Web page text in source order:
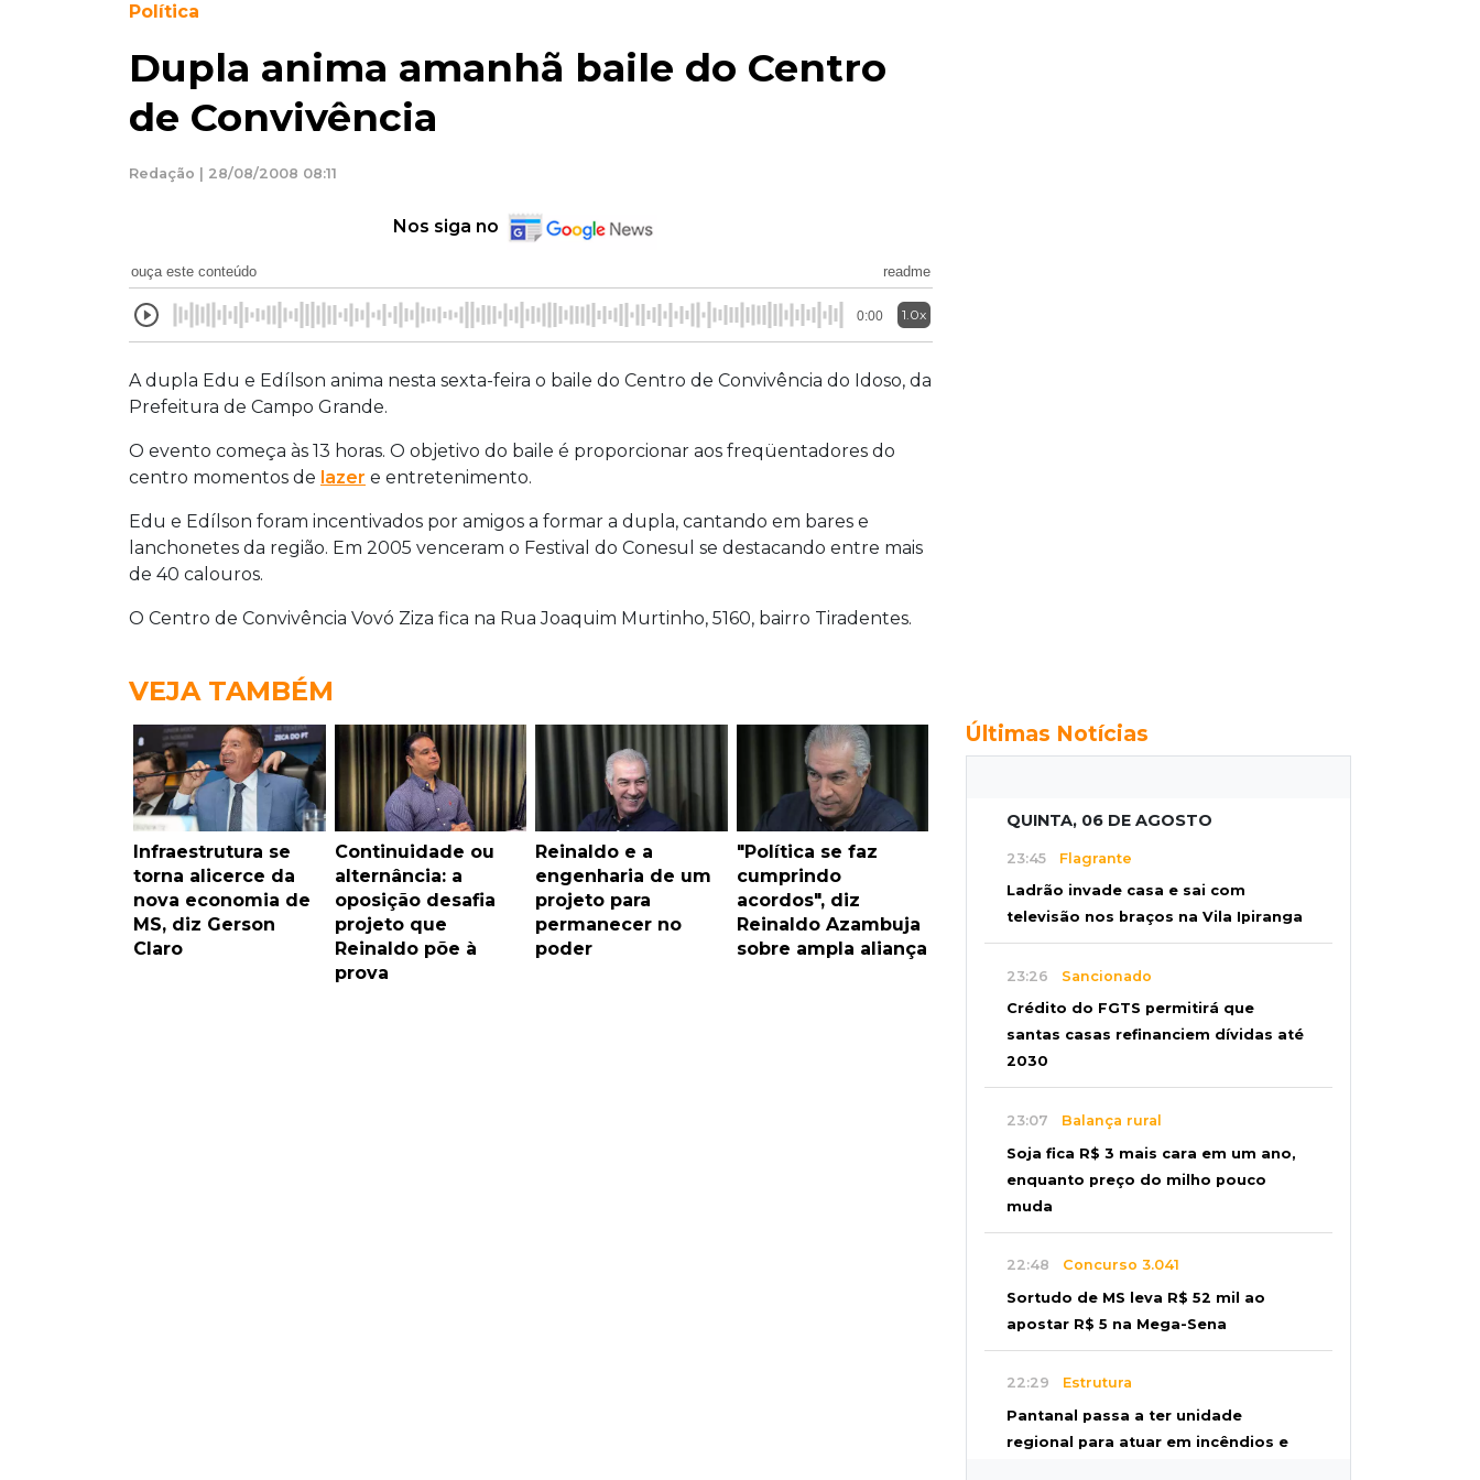
Política
Dupla anima amanhã baile do Centro
de Convivência
Redação | 28/08/2008 08:11
Nos siga no
ouça este conteúdo readme
0:00 1.0x
A dupla Edu e Edílson anima nesta sexta-feira o baile do Centro de Convivência do Idoso, da
Prefeitura de Campo Grande.
O evento começa às 13 horas. O objetivo do baile é proporcionar aos freqüentadores do
centro momentos de lazer e entretenimento.
Edu e Edílson foram incentivados por amigos a formar a dupla, cantando em bares e
lanchonetes da região. Em 2005 venceram o Festival do Conesul se destacando entre mais
de 40 calouros.
O Centro de Convivência Vovó Ziza fica na Rua Joaquim Murtinho, 5160, bairro Tiradentes.
VEJA TAMBÉM
Infraestrutura se
torna alicerce da
nova economia de
MS, diz Gerson
Claro
Continuidade ou
alternância: a
oposição desafia
projeto que
Reinaldo põe à
prova
Reinaldo e a
engenharia de um
projeto para
permanecer no
poder
"Política se faz
cumprindo
acordos", diz
Reinaldo Azambuja
sobre ampla aliança
Últimas Notícias
QUINTA, 06 DE AGOSTO
23:45 Flagrante
Ladrão invade casa e sai com
televisão nos braços na Vila Ipiranga
23:26 Sancionado
Crédito do FGTS permitirá que
santas casas refinanciem dívidas até
2030
23:07 Balança rural
Soja fica R$ 3 mais cara em um ano,
enquanto preço do milho pouco
muda
22:48 Concurso 3.041
Sortudo de MS leva R$ 52 mil ao
apostar R$ 5 na Mega-Sena
22:29 Estrutura
Pantanal passa a ter unidade
regional para atuar em incêndios e